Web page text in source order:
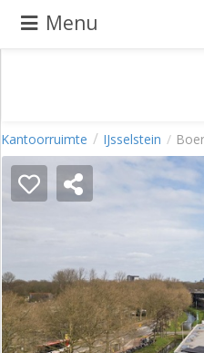
Menu
aanbieden
Pand
zoeken
Waarom
adverteren
Blog
Registreren
Kantoorruimte IJsselstein